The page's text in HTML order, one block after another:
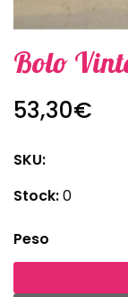
Bolo
53,30€
SKU:
Stock:0
Peso